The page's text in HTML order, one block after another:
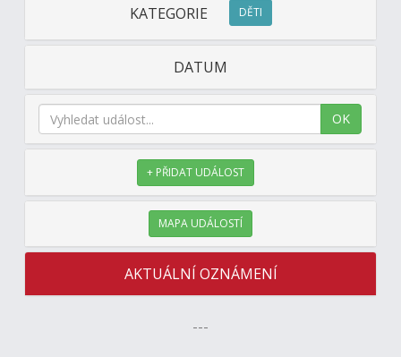
KATEGORIE DĚTI
DATUM
OK
+ PŘIDAT UDÁLOST
MAPA UDÁLOSTÍ
AKTUÁLNÍ OZNÁMENÍ
---